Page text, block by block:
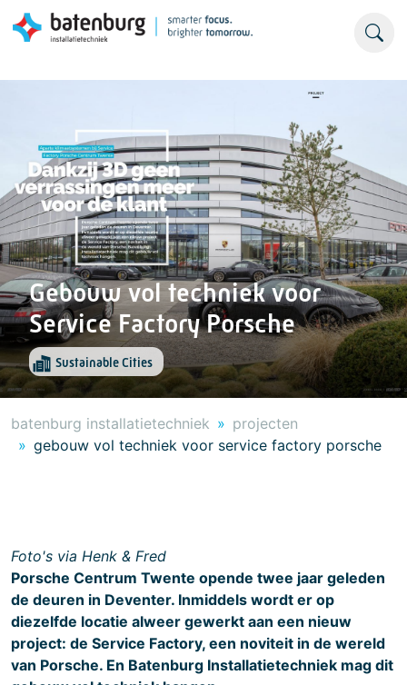
Gebouw vol techniek voor
Service Factory Porsche
Sustainable Cities
batenburg installatietechniek
projecten
gebouw vol techniek voor service factory porsche
Foto's via Henk & Fred
Porsche Centrum Twente opende twee jaar geleden
de deuren in Deventer. Inmiddels wordt er op
diezelfde locatie alweer gewerkt aan een nieuw
project: de Service Factory, een noviteit in de wereld
van Porsche. En Batenburg Installatietechniek mag dit